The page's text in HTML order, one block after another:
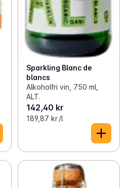
Sparkling Blanc de
blancs
Alkoholfri vin, 750 ml,
ALT.
142,40 kr
189,87 kr /l